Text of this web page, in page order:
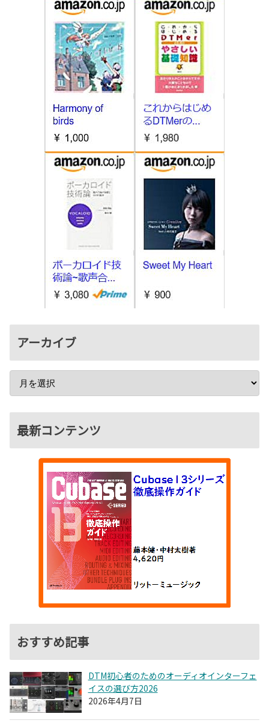
アーカイブ
最新コンテンツ
おすすめ記事
DTM初心者のためのオーディオインターフェ
イスの選び方2026
2026年4月7日